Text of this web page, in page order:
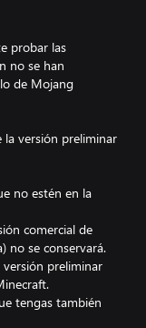
probar las
no se han
de Mojang
la versión preliminar
no estén en la
comercial de
no se conservará.
preliminar
tengas también